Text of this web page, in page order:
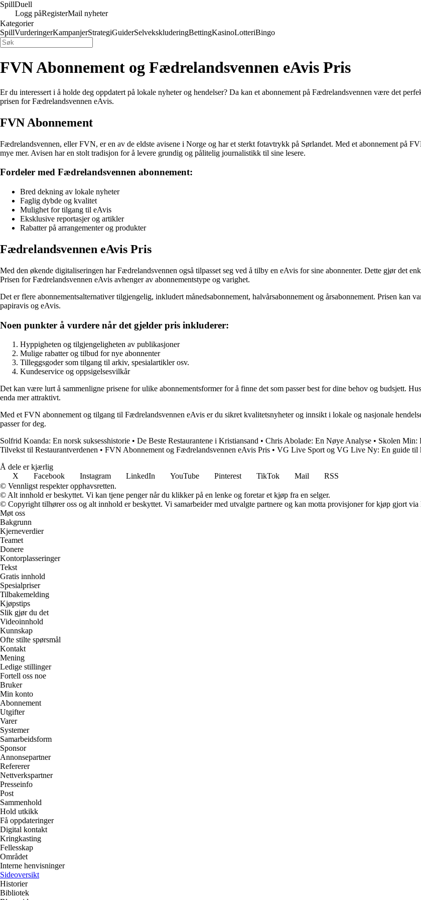
SpillDuell
Logg påRegisterMail nyheter
Kategorier
SpillVurderingerKampanjerStrategiGuiderSelvekskluderingBettingKasinoLotteriBingo
FVN Abonnement og Fædrelandsvennen eAvis Pris
Er du interessert i å holde deg oppdatert på lokale nyheter og hendelser? Da kan et abonnement på Fædrelandsvennen være det
prisen for Fædrelandsvennen eAvis.
FVN Abonnement
Fædrelandsvennen, eller FVN, er en av de eldste avisene i Norge og har et sterkt fotavtrykk på Sørlandet. Med et abonnement på
mye mer. Avisen har en stolt tradisjon for å levere grundig og pålitelig journalistikk til sine lesere.
Fordeler med Fædrelandsvennen abonnement:
Bred dekning av lokale nyheter
Faglig dybde og kvalitet
Mulighet for tilgang til eAvis
Eksklusive reportasjer og artikler
Rabatter på arrangementer og produkter
Fædrelandsvennen eAvis Pris
Med den økende digitaliseringen har Fædrelandsvennen også tilpasset seg ved å tilby en eAvis for sine abonnenter. Dette gjør det
Prisen for Fædrelandsvennen eAvis avhenger av abonnementstype og varighet.
Det er flere abonnementsalternativer tilgjengelig, inkludert månedsabonnement, halvårsabonnement og årsabonnement. Prisen kan
papiravis og eAvis.
Noen punkter å vurdere når det gjelder pris inkluderer:
Hyppigheten og tilgjengeligheten av publikasjoner
Mulige rabatter og tilbud for nye abonnenter
Tilleggsgoder som tilgang til arkiv, spesialartikler osv.
Kundeservice og oppsigelsesvilkår
Det kan være lurt å sammenligne prisene for ulike abonnementsformer for å finne det som passer best for dine behov og budsjett.
enda mer attraktivt.
Med et FVN abonnement og tilgang til Fædrelandsvennen eAvis er du sikret kvalitetsnyheter og innsikt i lokale og nasjonale
passer for deg.
Solfrid Koanda: En norsk suksesshistorie • De Beste Restaurantene i Kristiansand • Chris Abolade: En Nøye Analyse • Skolen Min:
Tilvekst til Restaurantverdenen • FVN Abonnement og Fædrelandsvennen eAvis Pris • VG Live Sport og VG Live Ny: En guide til
Å dele er kjærlig
X
Facebook Instagram LinkedIn YouTube Pinterest TikTok Mail
RSS
© Vennligst respekter opphavsretten.
© Alt innhold er beskyttet. Vi kan tjene penger når du klikker på en lenke og foretar et kjøp fra en selger.
© Copyright tilhører oss og alt innhold er beskyttet. Vi samarbeider med utvalgte partnere og kan motta provisjoner for kjøp gjort
Møt oss
Bakgrunn
Kjerneverdier
Teamet
Donere
Kontorplasseringer
Tekst
Gratis innhold
Spesialpriser
Tilbakemelding
Kjøpstips
Slik gjør du det
Videoinnhold
Kunnskap
Ofte stilte spørsmål
Kontakt
Mening
Ledige stillinger
Fortell oss noe
Bruker
Min konto
Abonnement
Utgifter
Varer
Systemer
Samarbeidsform
Sponsor
Annonsepartner
Refererer
Nettverkspartner
Presseinfo
Post
Sammenhold
Hold utkikk
Få oppdateringer
Digital kontakt
Kringkasting
Fellesskap
Området
Interne henvisninger
Sideoversikt
Historier
Bibliotek